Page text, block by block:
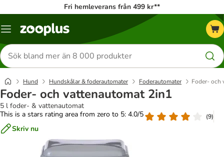
Fri hemleverans från 499 kr**
Katalogmeny
Sök
efter
produkter
Hund Hundskålar & foderautomater Foderautomater Foder- och
Foder- och vattenautomat 2in1
5 l foder- & vattenautomat
This is a stars rating area from zero to 5: 4.0/5
(9)
Skriv nu